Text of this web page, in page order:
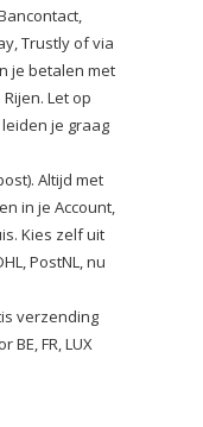
Trustly of via
je betalen met
Let op
je graag
Altijd met
in je Account,
Kies zelf uit
PostNL, nu
verzending
BE, FR, LUX